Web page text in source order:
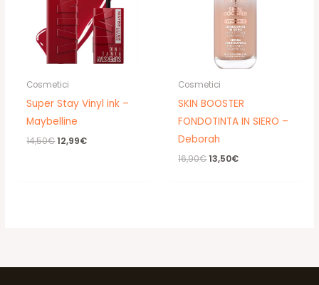
Cosmetici
Super Stay Vinyl ink –
Maybelline
14,50€Il
12,99€Il
Cosmetici
SKIN BOOSTER
FONDOTINTA IN SIERO –
Deborah
16,90€Il
13,50€Il